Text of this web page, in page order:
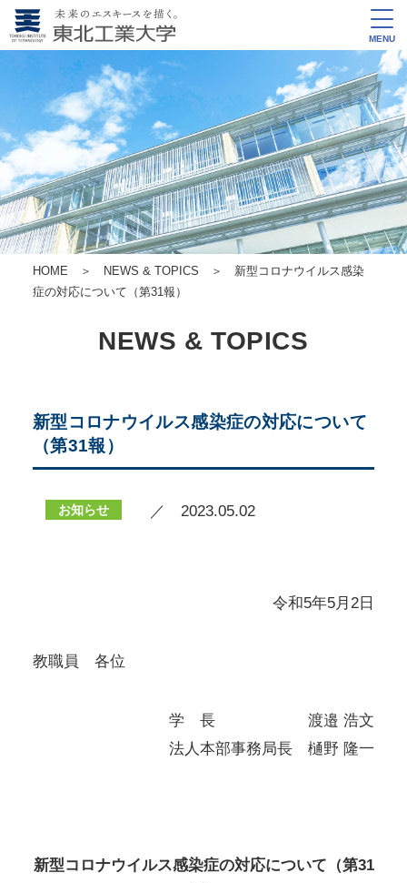
MENU
HOME ＞ NEWS & TOPICS ＞ 新型コロナウイルス感染
症の対応について（第31報）
NEWS & TOPICS
新型コロナウイルス感染症の対応について
（第31報）
お知らせ ／ 2023.05.02
令和5年5月2日
教職員 各位
学 長 渡邉 浩文
法人本部事務局長 樋野 隆一
新型コロナウイルス感染症の対応について（第31